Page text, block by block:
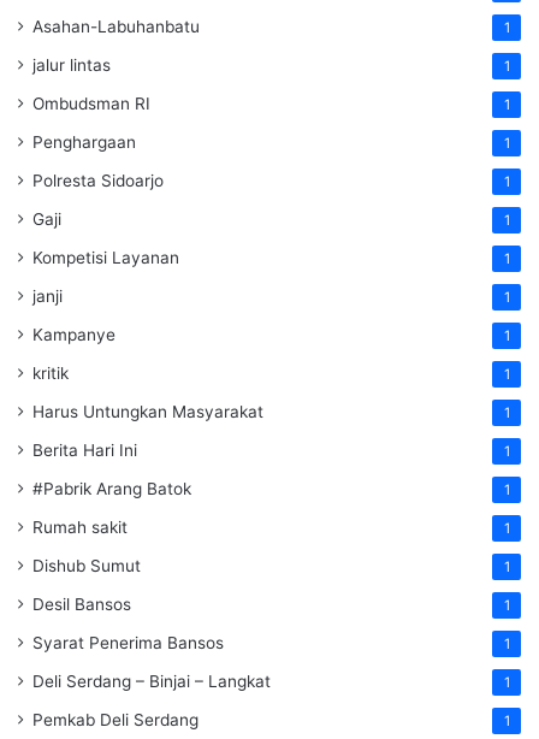
Asahan-Labuhanbatu 1
jalur lintas 1
Ombudsman RI 1
Penghargaan 1
Polresta Sidoarjo 1
Gaji 1
Kompetisi Layanan 1
janji 1
Kampanye 1
kritik 1
Harus Untungkan Masyarakat 1
Berita Hari Ini 1
#Pabrik Arang Batok 1
Rumah sakit 1
Dishub Sumut 1
Desil Bansos 1
Syarat Penerima Bansos 1
Deli Serdang – Binjai – Langkat 1
Pemkab Deli Serdang 1